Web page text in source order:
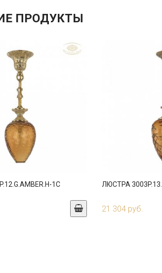
ПРОДУКТЫ
1C ЛЮСТРА
21 304 руб.